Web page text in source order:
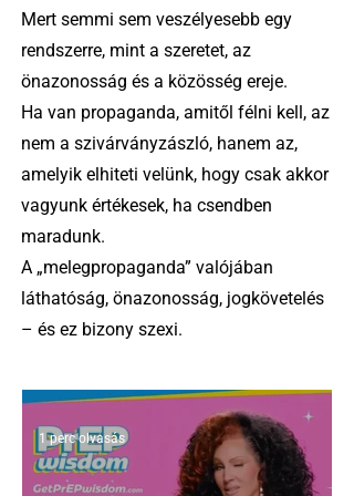
Mert semmi sem veszélyesebb egy
rendszerre, mint a szeretet, az
önazonosság és a közösség ereje.
Ha van propaganda, amitől félni kell, az
nem a szivárványzászló, hanem az,
amelyik elhiteti velünk, hogy csak akkor
vagyunk értékesek, ha csendben
maradunk.
A „melegpropaganda” valójában
láthatóság, önazonosság, jogkövetelés
– és ez bizony szexi.
1 perc olvasás